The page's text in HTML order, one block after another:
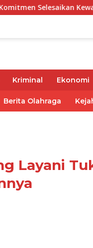
Kewajiban Iuran
Kriminal Ekonomi
Berita Olahraga
Layani